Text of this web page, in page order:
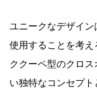
ユニークなデザイ
使用することを考
ククーペ型のクロ
い独特なコンセプ